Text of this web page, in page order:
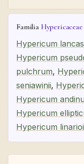
Familia Hypericaceae
Hypericum
Hypericum
pulchrum,
seniawinii,
Hypericum
Hypericum
Hypericum